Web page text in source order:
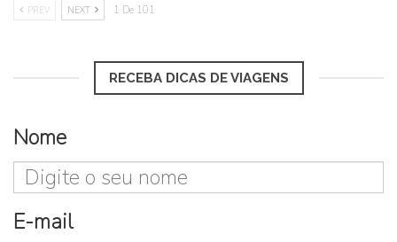
PREV NEXT 1 De 101
RECEBA DICAS DE VIAGENS
Nome
E-mail